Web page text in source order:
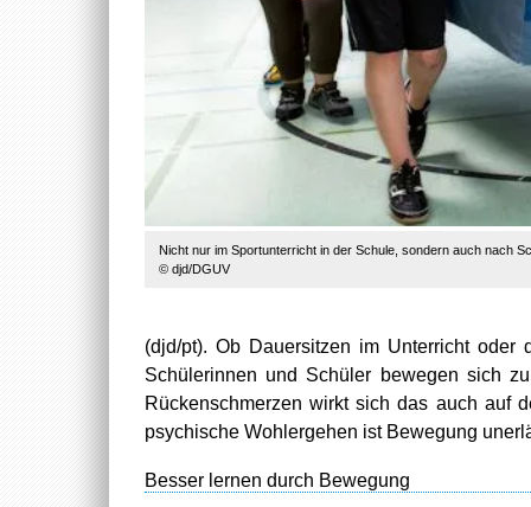
Nicht nur im Sportunterricht in der Schule, sondern auch nach
© djd/DGUV
(djd/pt). Ob Dauersitzen im Unterricht
Schülerinnen und Schüler bewegen sich
Rückenschmerzen wirkt sich das auch auf
psychische Wohlergehen ist Bewegung
Besser lernen durch Bewegung